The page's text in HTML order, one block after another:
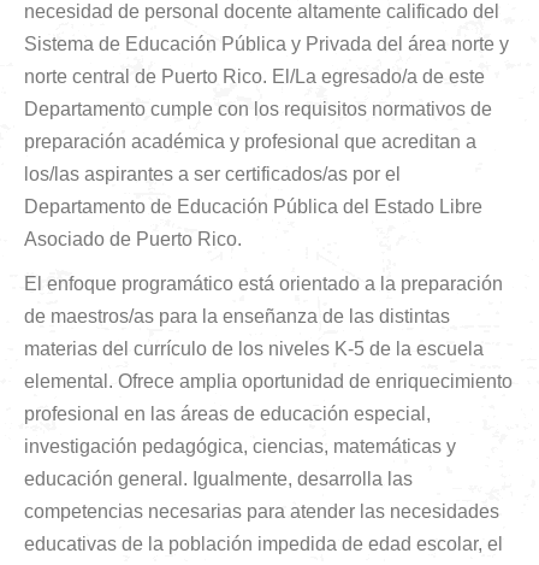
necesidad de personal docente altamente calificado del
Sistema de Educación Pública y Privada del área norte y
norte central de Puerto Rico. El/La egresado/a de este
Departamento cumple con los requisitos normativos de
preparación académica y profesional que acreditan a
los/las aspirantes a ser certificados/as por el
Departamento de Educación Pública del Estado Libre
Asociado de Puerto Rico.
El enfoque programático está orientado a la preparación
de maestros/as para la enseñanza de las distintas
materias del currículo de los niveles K-5 de la escuela
elemental. Ofrece amplia oportunidad de enriquecimiento
profesional en las áreas de educación especial,
investigación pedagógica, ciencias, matemáticas y
educación general. Igualmente, desarrolla las
competencias necesarias para atender las necesidades
educativas de la población impedida de edad escolar, el